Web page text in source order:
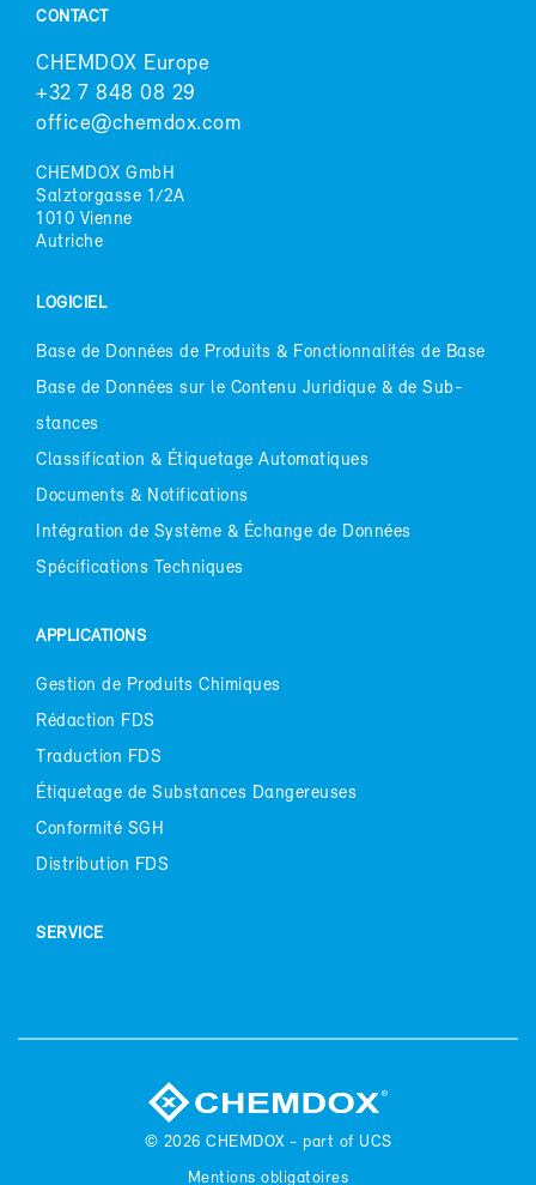
CONTACT
CHEM­DOX Eu­rope
+32 7 848 08 29
of­fice@chem­dox.com
CHEM­DOX GmbH
Salz­tor­gasse 1/2A
1010 Vienne
Au­triche
LO­GI­CIEL
Base de Don­nées de Pro­duits & Fonc­tion­na­li­tés de Base
Base de Don­nées sur le Conte­nu Ju­ri­dique & de Sub­
stances
Clas­si­fi­ca­tion & Éti­que­tage Au­to­ma­tiques
Do­cu­ments & No­ti­fi­ca­tions
In­té­gra­tion de Sys­tème & Échange de Don­nées
Spé­ci­fi­ca­tions Tech­niques
AP­PLI­CA­TIONS
Ges­tion de Pro­duits Chi­miques
Ré­dac­tion FDS
Tra­duc­tion FDS
Éti­que­tage de Sub­stances Dan­ge­reuses
Confor­mi­té SGH
Dis­tri­bu­tion FDS
SER­VICE
© 2026 CHEM­DOX - part of UCS
Men­tions obli­ga­toires